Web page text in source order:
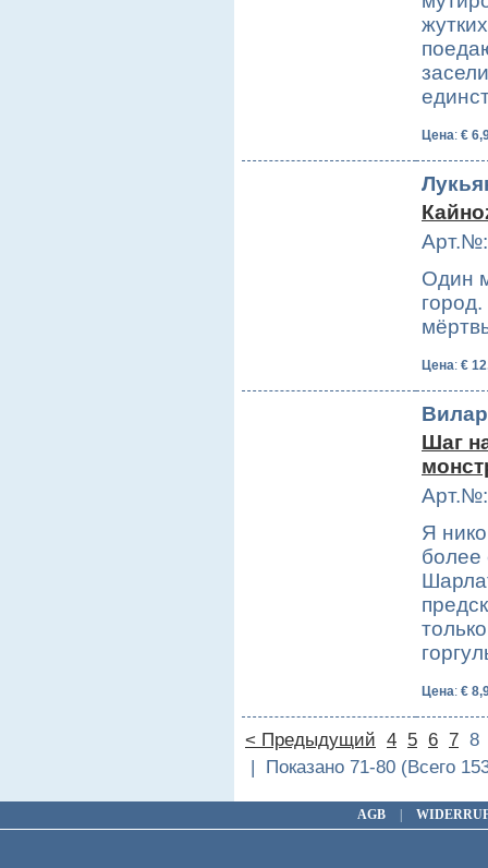
Цена: €
Один
Цена: €
Шаг
Я
более
Цена: €
< Предыдущий 4 5 6 7
| Показано 71-80 (Всего
AGB